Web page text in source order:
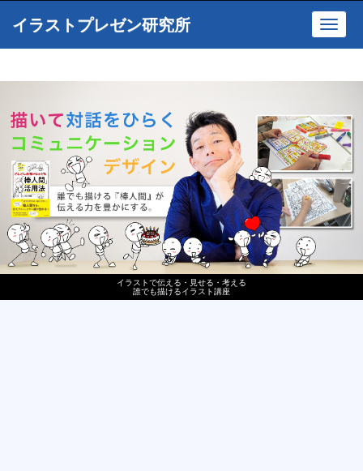
イラストで伝える・見せる・考える
誰でも描けるイラスト講座
イラストプレゼン研究所